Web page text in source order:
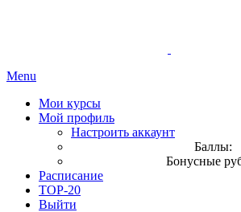
Menu
Мои курсы
Мой профиль
Настроить аккаунт
Баллы:
Бонусные
Расписание
TOP-20
Выйти